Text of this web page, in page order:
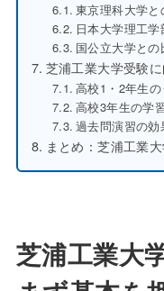
東京理科大学と
日本大学理工
国公立大学と
芝浦工業大学受験
高校1・2年生
高校3年生の学
過去問演習の
まとめ：芝浦工業
芝浦工業大